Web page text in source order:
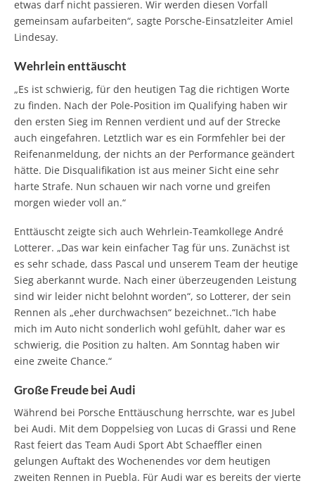
etwas darf nicht passieren. Wir werden diesen Vorfall
gemeinsam aufarbeiten“, sagte Porsche-Einsatzleiter Amiel
Lindesay.
Wehrlein enttäuscht
„Es ist schwierig, für den heutigen Tag die richtigen Worte
zu finden. Nach der Pole-Position im Qualifying haben wir
den ersten Sieg im Rennen verdient und auf der Strecke
auch eingefahren. Letztlich war es ein Formfehler bei der
Reifenanmeldung, der nichts an der Performance geändert
hätte. Die Disqualifikation ist aus meiner Sicht eine sehr
harte Strafe. Nun schauen wir nach vorne und greifen
morgen wieder voll an.“
Enttäuscht zeigte sich auch Wehrlein-Teamkollege André
Lotterer. „Das war kein einfacher Tag für uns. Zunächst ist
es sehr schade, dass Pascal und unserem Team der heutige
Sieg aberkannt wurde. Nach einer überzeugenden Leistung
sind wir leider nicht belohnt worden“, so Lotterer, der sein
Rennen als „eher durchwachsen“ bezeichnet..“Ich habe
mich im Auto nicht sonderlich wohl gefühlt, daher war es
schwierig, die Position zu halten. Am Sonntag haben wir
eine zweite Chance.“
Große Freude bei Audi
Während bei Porsche Enttäuschung herrschte, war es Jubel
bei Audi. Mit dem Doppelsieg von Lucas di Grassi und Rene
Rast feiert das Team Audi Sport Abt Schaeffler einen
gelungen Auftakt des Wochenendes vor dem heutigen
zweiten Rennen in Puebla. Für Audi war es bereits der vierte